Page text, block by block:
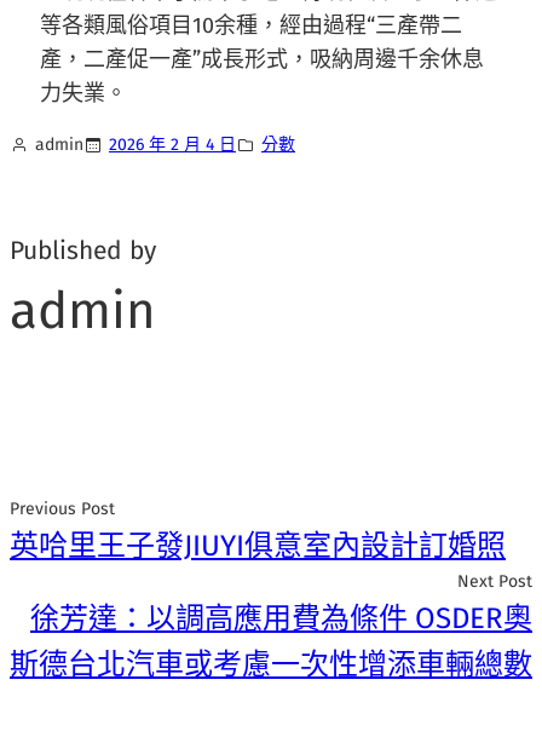
等各類風俗項目10余種，經由過程“三產帶二
產，二產促一產”成長形式，吸納周邊千余休息
力失業。
admin 2026 年 2 月 4 日 分數
Published by
admin
Previous Post
英哈里王子發JIUYI俱意室內設計訂婚照
Next Post
徐芳達：以調高應用費為條件 OSDER奧
斯德台北汽車或考慮一次性增添車輛總數